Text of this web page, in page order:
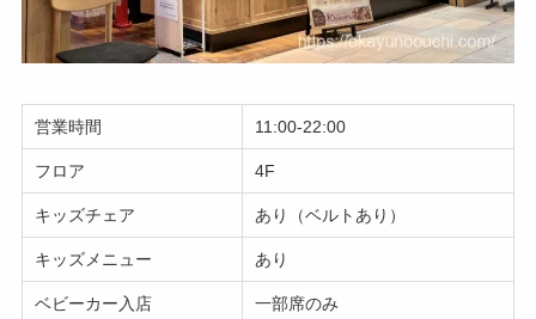
営業時間 11:00-22:00
フロア 4F
キッズチェア あり（ベルトあり）
キッズメニュー あり
ベビーカー入店 一部席のみ